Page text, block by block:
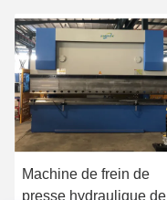
Machine de frein de
presse hydraulique de